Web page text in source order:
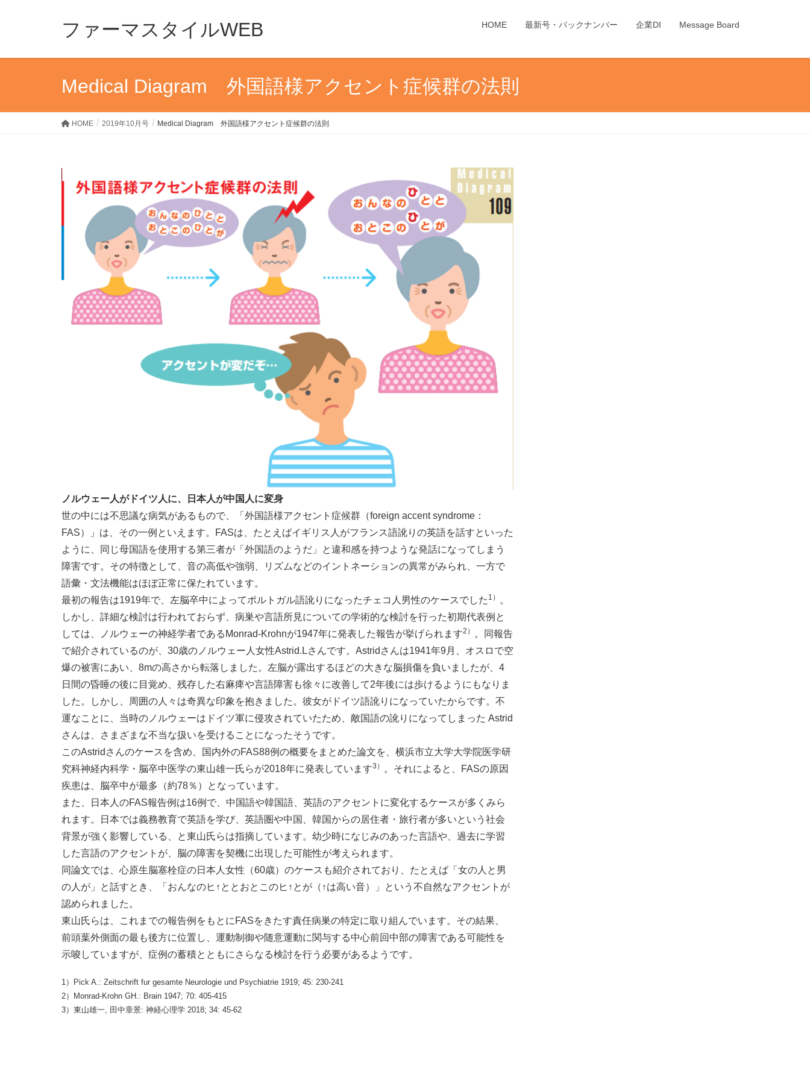
ファーマスタイルWEB HOME 最新号・バックナンバー 企業DI Message Board
Medical Diagram 外国語様アクセント症候群の法則
HOME 2019年10月号 Medical Diagram 外国語様アクセント症候群の法則
ノルウェー人がドイツ人に、日本人が中国人に変身
世の中には不思議な病気があるもので、「外国語様アクセント症候群（foreign accent syndrome：
FAS）」は、その一例といえます。FASは、たとえばイギリス人がフランス語訛りの英語を話すといった
ように、同じ母国語を使用する第三者が「外国語のようだ」と違和感を持つような発話になってしまう
障害です。その特徴として、音の高低や強弱、リズムなどのイントネーションの異常がみられ、一方で
語彙・文法機能はほぼ正常に保たれています。
最初の報告は1919年で、左脳卒中によってポルトガル語訛りになったチェコ人男性のケースでした 1） 。
しかし、詳細な検討は行われておらず、病巣や言語所見についての学術的な検討を行った初期代表例と
しては、ノルウェーの神経学者であるMonrad-Krohnが1947年に発表した報告が挙げられます2） 。同報告
で紹介されているのが、30歳のノルウェー人女性Astrid.Lさんです。Astridさんは1941年9月、オスロで空
爆の被害にあい、8mの高さから転落しました。左脳が露出するほどの大きな脳損傷を負いましたが、4
日間の昏睡の後に目覚め、残存した右麻痺や言語障害も徐々に改善して2年後には歩けるようにもなりま
した。しかし、周囲の人々は奇異な印象を抱きました。彼女がドイツ語訛りになっていたからです。不
運なことに、当時のノルウェーはドイツ軍に侵攻されていたため、敵国語の訛りになってしまった Astrid
さんは、さまざまな不当な扱いを受けることになったそうです。
このAstridさんのケースを含め、国内外のFAS88例の概要をまとめた論文を、横浜市立大学大学院医学研
究科神経内科学・脳卒中医学の東山雄一氏らが2018年に発表しています3） 。それによると、FASの原因
疾患は、脳卒中が最多（約78％）となっています。
また、日本人のFAS報告例は16例で、中国語や韓国語、英語のアクセントに変化するケースが多くみら
れます。日本では義務教育で英語を学び、英語圏や中国、韓国からの居住者・旅行者が多いという社会
背景が強く影響している、と東山氏らは指摘しています。幼少時になじみのあった言語や、過去に学習
した言語のアクセントが、脳の障害を契機に出現した可能性が考えられます。
同論文では、心原生脳塞栓症の日本人女性（60歳）のケースも紹介されており、たとえば「女の人と男
の人が」と話すとき、「おんなのヒ↑ととおとこのヒ↑とが（↑は高い音）」という不自然なアクセントが
認められました。
東山氏らは、これまでの報告例をもとにFASをきたす責任病巣の特定に取り組んでいます。その結果、
前頭葉外側面の最も後方に位置し、運動制御や随意運動に関与する中心前回中部の障害である可能性を
示唆していますが、症例の蓄積とともにさらなる検討を行う必要があるようです。
1）Pick A.: Zeitschrift fur gesamte Neurologie und Psychiatrie 1919; 45: 230-241
2）Monrad-Krohn GH.: Brain 1947; 70: 405-415
3）東山雄一, 田中章景: 神経心理学 2018; 34: 45-62